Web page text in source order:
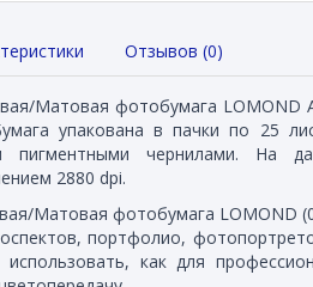
Отзывов (0)
Матовая фотобумага LOMOND
упакована в пачки по 25
пигментными чернилами. На
2880 dpi.
Матовая фотобумага LOMOND
портфолио,
как для